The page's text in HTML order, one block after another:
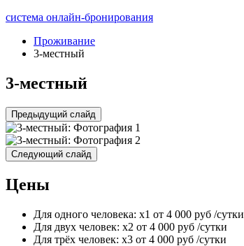
система онлайн-бронирования
Проживание
3-местный
3-местный
Предыдущий слайд
Следующий слайд
Цены
Для одного человека: x1 от 4 000 руб /сутки
Для двух человек: x2 от 4 000 руб /сутки
Для трёх человек: x3 от 4 000 руб /сутки